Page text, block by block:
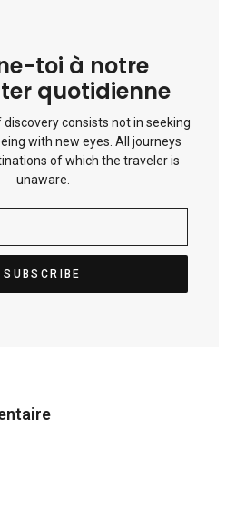
toi à notre
quotidienne
consists not in seeking
with new eyes. All journeys
of which the traveler is
unaware.